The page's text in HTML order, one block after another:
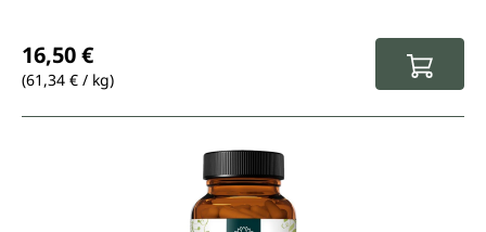
16,50 €
(61,34 € / kg)